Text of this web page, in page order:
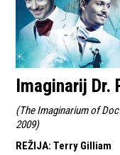
Imaginarij Dr.
(The Imaginarium of
2009)
REŽIJA: Terry Gilliam